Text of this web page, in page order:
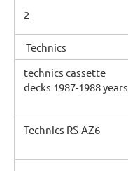
2
Technics
technics cassette
decks 1987-1988 years
Technics RS-AZ6